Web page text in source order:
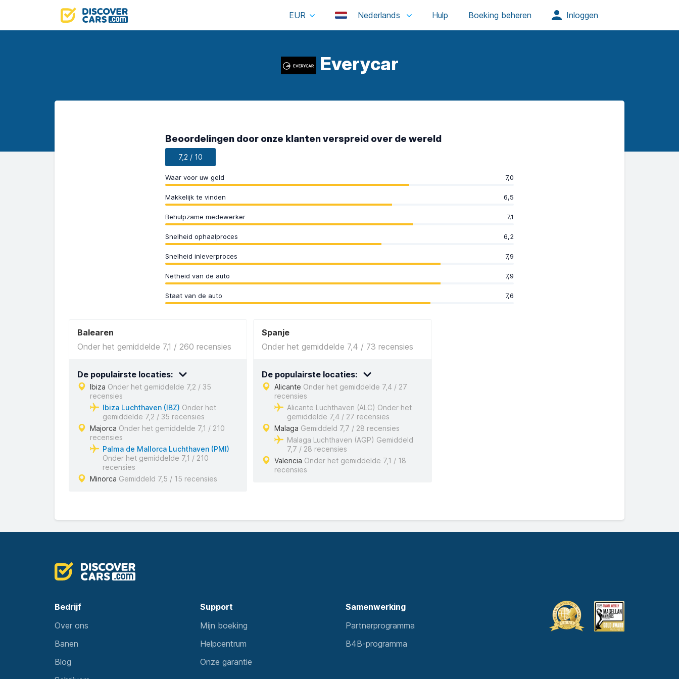
EUR Nederlands
Everycar
Beoordelingen door onze klanten verspreid over de wereld
7,2 / 10
Waar voor uw geld 7,0
Makkelijk te vinden 6,5
Behulpzame medewerker 7,1
Snelheid ophaalproces 6,2
Snelheid inleverproces 7,9
Netheid van de auto 7,9
Staat van de auto 7,6
Balearen
Onder het gemiddelde 7,1 / 260 recensies
De populairste locaties:
Ibiza Onder het gemiddelde 7,2 / 35
recensies
Ibiza Luchthaven (IBZ) Onder het
gemiddelde 7,2 / 35 recensies
Majorca Onder het gemiddelde 7,1 / 210
recensies
Palma de Mallorca Luchthaven (PMI)
Onder het gemiddelde 7,1 / 210
recensies
Minorca Gemiddeld 7,5 / 15 recensies
Spanje
Onder het gemiddelde 7,4 / 73 recensies
De populairste locaties:
Alicante Onder het gemiddelde 7,4 / 27
recensies
Alicante Luchthaven (ALC) Onder het
gemiddelde 7,4 / 27 recensies
Malaga Gemiddeld 7,7 / 28 recensies
Malaga Luchthaven (AGP) Gemiddeld
7,7 / 28 recensies
Valencia Onder het gemiddelde 7,1 / 18
recensies
Bedrijf Support Samenwerking